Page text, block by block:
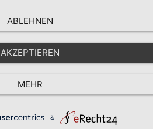
ABLEHNEN
AKZEPTIEREN
MEHR
&